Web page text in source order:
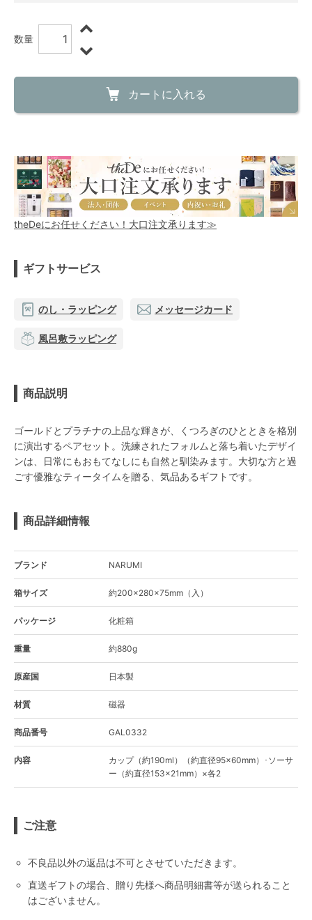
数量
カートに入れる
theDeにお任せください！大口注文承ります≫
ギフトサービス
のし・ラッピング メッセージカード
風呂敷ラッピング
商品説明
ゴールドとプラチナの上品な輝きが、くつろぎのひとときを格別
に演出するペアセット。洗練されたフォルムと落ち着いたデザイ
ンは、日常にもおもてなしにも自然と馴染みます。大切な方と過
ごす優雅なティータイムを贈る、気品あるギフトです。
商品詳細情報
ブランド NARUMI
箱サイズ 約200×280×75mm（入）
パッケージ 化粧箱
重量 約880g
原産国 日本製
材質 磁器
商品番号 GAL0332
内容
カップ（約190ml）（約直径95×60mm）･ソーサ
ー（約直径153×21mm）×各2
ご注意
不良品以外の返品は不可とさせていただきます。
直送ギフトの場合、贈り先様へ商品明細書等が送られること
はございません。